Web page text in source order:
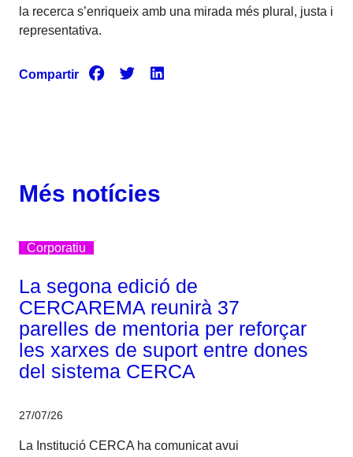
la recerca s’enriqueix amb una mirada més plural, justa i
representativa.
Compartir
Més notícies
Corporatiu
La segona edició de
CERCAREMA reunirà 37
parelles de mentoria per reforçar
les xarxes de suport entre dones
del sistema CERCA
27/07/26
La Institució CERCA ha comunicat avui